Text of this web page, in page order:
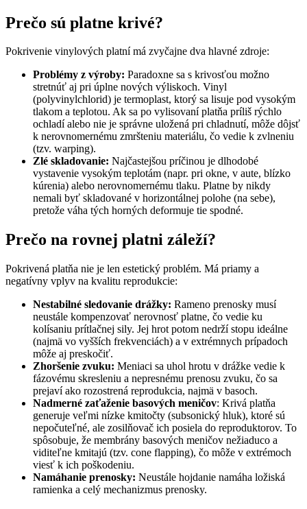
Prečo sú platne krivé?
Pokrivenie vinylových platní má zvyčajne dva hlavné zdroje:
Problémy z výroby: Paradoxne sa s krivosťou možno
stretnúť aj pri úplne nových výliskoch. Vinyl
(polyvinylchlorid) je termoplast, ktorý sa lisuje pod vysokým
tlakom a teplotou. Ak sa po vylisovaní platňa príliš rýchlo
ochladí alebo nie je správne uložená pri chladnutí, môže dôjsť
k nerovnomernému zmršteniu materiálu, čo vedie k zvlneniu
(tzv. warping).
Zlé skladovanie: Najčastejšou príčinou je dlhodobé
vystavenie vysokým teplotám (napr. pri okne, v aute, blízko
kúrenia) alebo nerovnomernému tlaku. Platne by nikdy
nemali byť skladované v horizontálnej polohe (na sebe),
pretože váha tých horných deformuje tie spodné.
Prečo na rovnej platni záleží?
Pokrivená platňa nie je len estetický problém. Má priamy a
negatívny vplyv na kvalitu reprodukcie:
Nestabilné sledovanie drážky: Rameno prenosky musí
neustále kompenzovať nerovnosť platne, čo vedie ku
kolísaniu prítlačnej sily. Jej hrot potom nedrží stopu ideálne
(najmä vo vyšších frekvenciách) a v extrémnych prípadoch
môže aj preskočiť.
Zhoršenie zvuku: Meniaci sa uhol hrotu v drážke vedie k
fázovému skresleniu a nepresnému prenosu zvuku, čo sa
prejaví ako rozostrená reprodukcia, najmä v basoch.
Nadmerné zaťaženie basových meničov: Krivá platňa
generuje veľmi nízke kmitočty (subsonický hluk), ktoré sú
nepočuteľné, ale zosilňovač ich posiela do reproduktorov. To
spôsobuje, že membrány basových meničov nežiaduco a
viditeľne kmitajú (tzv. cone flapping), čo môže v extrémoch
viesť k ich poškodeniu.
Namáhanie prenosky: Neustále hojdanie namáha ložiská
ramienka a celý mechanizmus prenosky.